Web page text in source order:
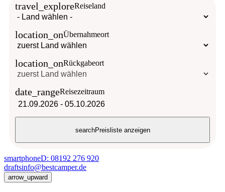
travel_exploreReiseland
location_onÜbernahmeort
location_onRückgabeort
date_rangeReisezeitraum
21.09.2026 - 05.10.2026
searchPreisliste anzeigen
smartphoneD: 08192 276 920
draftsinfo@bestcamper.de
arrow_upward